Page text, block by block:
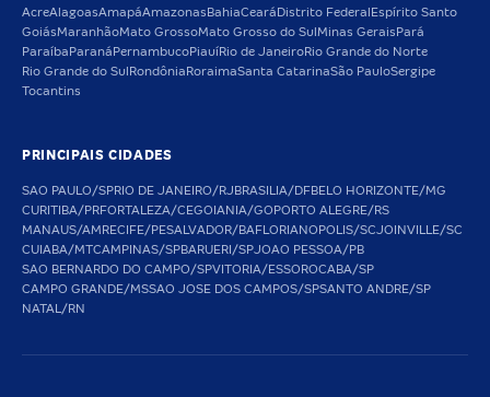
AcreAlagoasAmapáAmazonas BahiaCeará Distrito Federal Espírito Santo
GoiásMaranhãoMato GrossoMato Grosso do Sul Minas Gerais Pará
Paraíba Paraná PernambucoPiauíRio de JaneiroRio Grande do Norte
Rio Grande do Sul Rondônia RoraimaSanta CatarinaSão PauloSergipe
Tocantins
PRINCIPAIS CIDADES
SAO PAULO/SPRIO DE JANEIRO/RJBRASILIA/DFBELO HORIZONTE/MG
CURITIBA/PRFORTALEZA/CEGOIANIA/GOPORTO ALEGRE/RS
MANAUS/AMRECIFE/PESALVADOR/BAFLORIANOPOLIS/SCJOINVILLE/SC
CUIABA/MTCAMPINAS/SPBARUERI/SPJOAO PESSOA/PB
SAO BERNARDO DO CAMPO/SPVITORIA/ESSOROCABA/SP
CAMPO GRANDE/MSSAO JOSE DOS CAMPOS/SPSANTO ANDRE/SP
NATAL/RN